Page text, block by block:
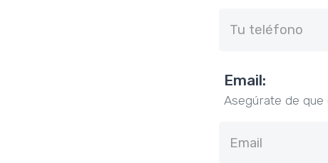
Email:
Asegúrate de